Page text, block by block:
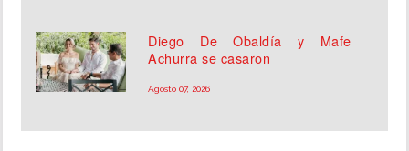
Diego De Obaldía y Mafe
Achurra se casaron
Agosto 07, 2026